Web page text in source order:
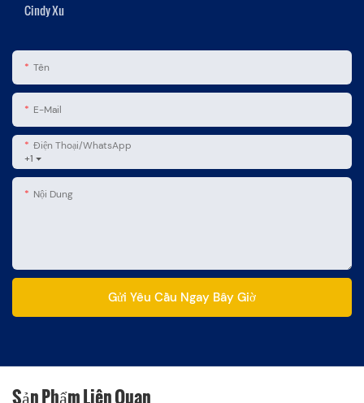
Cindy Xu
Tên
E-Mail
+1
Điện Thoại/WhatsApp
Nội Dung
Gửi Yêu Cầu Ngay Bây Giờ
Sản Phẩm Liên Quan